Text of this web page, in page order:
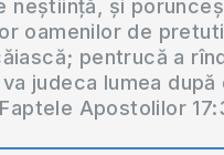
neștiință, și
oamenilor de
pentrucă a
judeca lumea
Apostolilor